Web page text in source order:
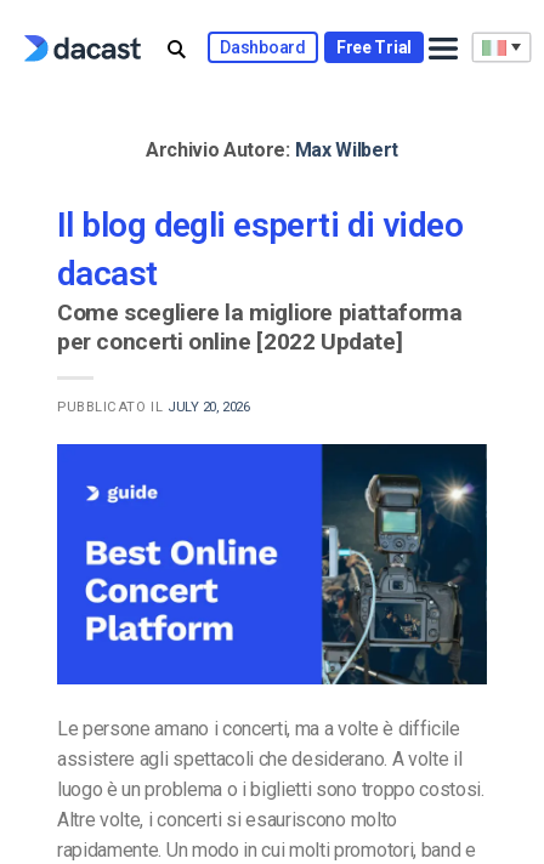
Dashboard Free Trial
Archivio Autore: Max Wilbert
Il blog degli esperti di video
dacast
Come scegliere la migliore piattaforma
per concerti online [2022 Update]
PUBBLICATO IL JULY 20, 2026
Le persone amano i concerti, ma a volte è difficile
assistere agli spettacoli che desiderano. A volte il
luogo è un problema o i biglietti sono troppo costosi.
Altre volte, i concerti si esauriscono molto
rapidamente. Un modo in cui molti promotori, band e